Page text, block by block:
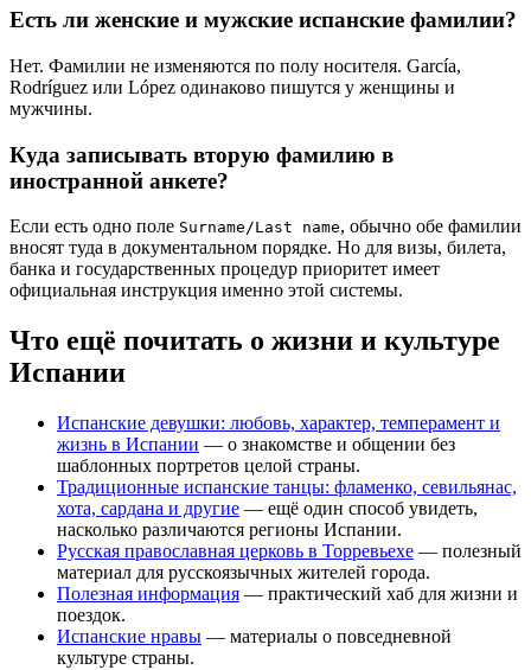
Есть ли женские и мужские испанские фамилии?
Нет. Фамилии не изменяются по полу носителя. García,
Rodríguez или López одинаково пишутся у женщины и
мужчины.
Куда записывать вторую фамилию в
иностранной анкете?
Если есть одно поле Surname/Last name, обычно обе фамилии
вносят туда в документальном порядке. Но для визы, билета,
банка и государственных процедур приоритет имеет
официальная инструкция именно этой системы.
Что ещё почитать о жизни и культуре
Испании
Испанские девушки: любовь, характер, темперамент и
жизнь в Испании — о знакомстве и общении без
шаблонных портретов целой страны.
Традиционные испанские танцы: фламенко, севильянас,
хота, сардана и другие — ещё один способ увидеть,
насколько различаются регионы Испании.
Русская православная церковь в Торревьехе — полезный
материал для русскоязычных жителей города.
Полезная информация — практический хаб для жизни и
поездок.
Испанские нравы — материалы о повседневной
культуре страны.